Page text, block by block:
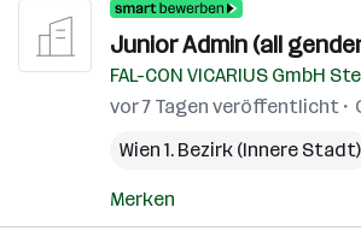
Junior Admin (all
FAL-CON VICARIUS
vor 7 Tagen veröffentlicht
Wien 1. Bezirk (Innere Stadt)
Merken